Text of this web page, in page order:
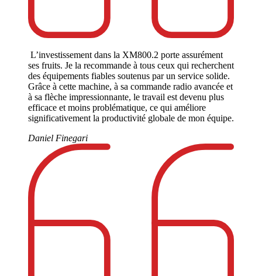
L’investissement dans la XM800.2 porte assurément
ses fruits. Je la recommande à tous ceux qui recherchent
des équipements fiables soutenus par un service solide.
Grâce à cette machine, à sa commande radio avancée et
à sa flèche impressionnante, le travail est devenu plus
efficace et moins problématique, ce qui améliore
significativement la productivité globale de mon équipe.
Daniel Finegari